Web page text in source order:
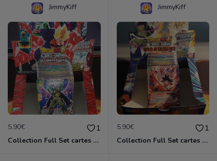
JimmyKiff
5.90€ 1
Collection Full Set cartes C/UC 98/98 BT17 Ultimate Squad / Dragon Ball Super Card Game
JimmyKiff
5.90€ 1
Collection Full Set cartes C/UC 98/98 BT21 Wild Resurgence / Dragon Ball Super Card Game